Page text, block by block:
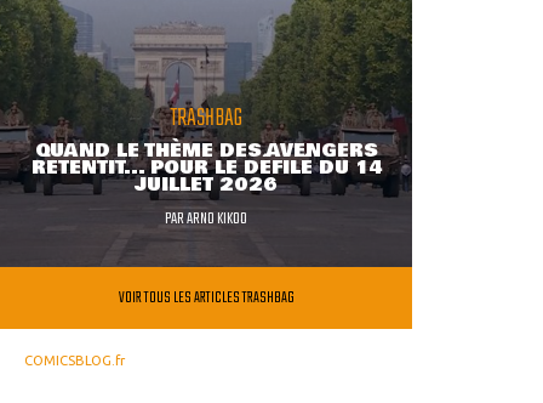
TRASHBAG
QUAND LE THÈME DES AVENGERS
RETENTIT... POUR LE DÉFILÉ DU 14
JUILLET 2026
PARARNO KIKOO
VOIR TOUS LES ARTICLES TRASHBAG
COMICSBLOG.fr